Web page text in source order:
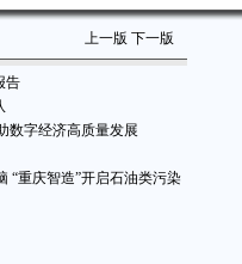
上一版 下一版
告
数字经济高质量发展
“重庆智造”开启石油类污染